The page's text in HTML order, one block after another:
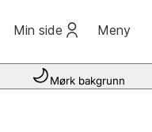
Min side Meny
Mørk bakgrunn